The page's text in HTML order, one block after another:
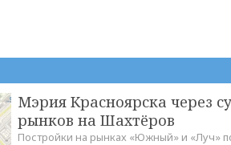
Мэрия Красноярска через
рынков на Шахтёров
Постройки на рынках «Южный» и «Луч»